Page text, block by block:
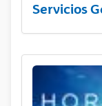
Servicios